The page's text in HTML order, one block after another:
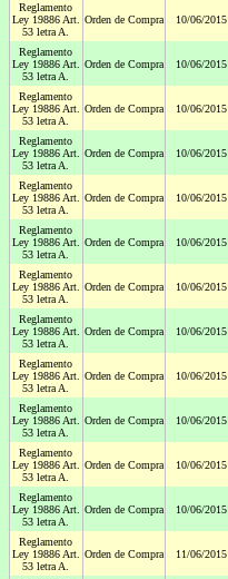
Reglamento
Ley 19886 Art.
53 letra A.
Orden de Compra 10/06/2015
Reglamento
Ley 19886 Art.
53 letra A.
Orden de Compra 10/06/2015
Reglamento
Ley 19886 Art.
53 letra A.
Orden de Compra 10/06/2015
Reglamento
Ley 19886 Art.
53 letra A.
Orden de Compra 10/06/2015
Reglamento
Ley 19886 Art.
53 letra A.
Orden de Compra 10/06/2015
Reglamento
Ley 19886 Art.
53 letra A.
Orden de Compra 10/06/2015
Reglamento
Ley 19886 Art.
53 letra A.
Orden de Compra 10/06/2015
Reglamento
Ley 19886 Art.
53 letra A.
Orden de Compra 10/06/2015
Reglamento
Ley 19886 Art.
53 letra A.
Orden de Compra 10/06/2015
Reglamento
Ley 19886 Art.
53 letra A.
Orden de Compra 10/06/2015
Reglamento
Ley 19886 Art.
53 letra A.
Orden de Compra 10/06/2015
Reglamento
Ley 19886 Art.
53 letra A.
Orden de Compra 10/06/2015
Reglamento
Ley 19886 Art.
53 letra A.
Orden de Compra 11/06/2015